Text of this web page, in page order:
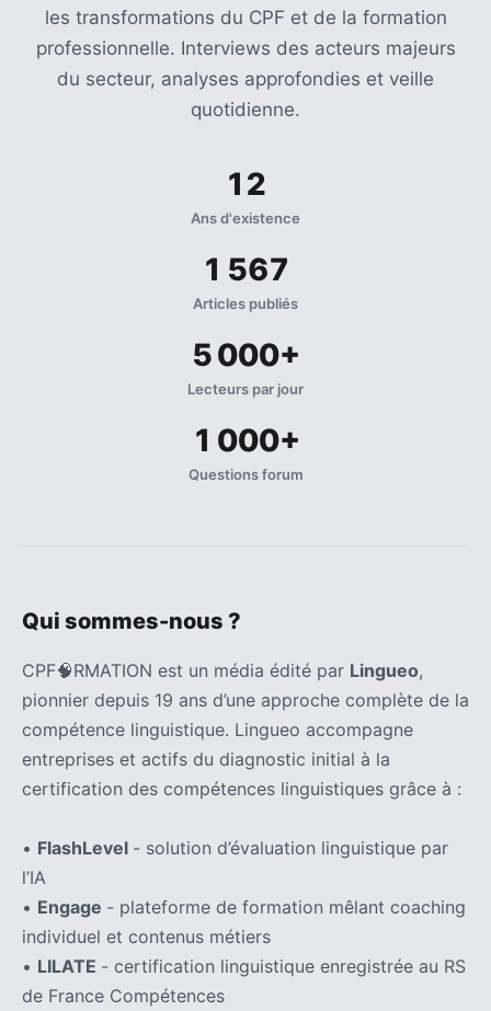
les transformations du CPF et de la formation
professionnelle. Interviews des acteurs majeurs
du secteur, analyses approfondies et veille
quotidienne.
12
Ans d'existence
1 567
Articles publiés
5 000+
Lecteurs par jour
1 000+
Questions forum
Qui sommes-nous ?
CPF🧠RMATION est un média édité par Lingueo,
pionnier depuis 19 ans d’une approche complète de la
compétence linguistique. Lingueo accompagne
entreprises et actifs du diagnostic initial à la
certification des compétences linguistiques grâce à :
• FlashLevel - solution d’évaluation linguistique par
l’IA
• Engage - plateforme de formation mêlant coaching
individuel et contenus métiers
• LILATE - certification linguistique enregistrée au RS
de France Compétences